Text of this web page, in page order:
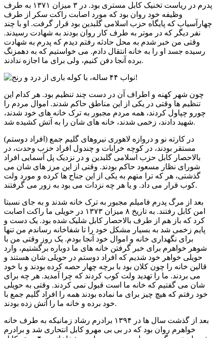
پدرم در ریاست تخنیک کابل مستری بود. در ۳ میزان ۱۳۷۱ به طرف
وظیفه خود روان بود که مورد اصابت راکت سکر از طرف
چهارآسیاب که پایگاه حزب اسلامی گلبدین بود قرار گرفت. او با چند
نفر دیگر که در موتر به طرف کار روان بودند به شهادت رسیدند.
وقتی من خبر شدم به محل حادثه رفتم دیدم که پدرم به شهادت
رسیده جسد او را به خانه انتقال دادم. می خواستیم که به دهمزنگ
برده آنجا دفن کنیم، ولی برای ما اجازه ندادند.
چون شهر کهنه و اطراف آن در دست چند تنظیم بود. هر کدام این
تنظیم ها وقتی در یکی از این مناطق حاکم شدند. اموال مردم را
چورو چپاول کردند، همه مردم مجبور به ترک خانه های خود شدند،
شهید دادند، زخمی شدند، خانه های شان را به آتش کشیده شد.
در کارته نو و دروازه لاهوری نیروهای گلیم جمع (افراد دوستم)
مستقر بودند، در کوچه خرابات و چندول افراد حزب وحدت، در
بالاحصار کابل حزب اسلامی گلبدین و در نزدیک پل آسمایی افراد
شورای نظار مسعود حاکم بودند. وقتی از این مرز های شان می
گذشتی، هر که ترا متهم به یکی از این جناح ها کرده و مورد ولت
کوب قرار می داد. و یا هر چه نزدات می بود به زور می گرفتند.
بعد از مرگ پدرم فامیلم مجبور به ترک خانه شدند و به جای نسبتا
امن کابل رفتند. به تاریخ ۸ میزان ۱۳۷۳ در حویلی ما راکت اصابت
کرد که باز هم از طرف بالاحصار کابل شلیک شده بود. یک دست و
پایم زخمی شد به بسیار مشکل خود را تا شفاخانه رساندم من تنها
برای نگهداری خانه و اموال خود آنجا بودم. یک روز وقتی من با
شوهر خواهرم برای خبر گرفتن خانه های ما دوباره برگشتیم، وارد
حویلی خواهر خود شدیم که افراد دوستم در حویلی شان هستند و
قالین خانه را چون کلان بود با برچه چهار حصه کرده بودند و با خود
می بردند. ما را تهدید ولت کوب کردند که چرا آمدید. هر چه برای
شان می گفتیم که خانه ما است قبول نمی کردند. وقتی به حویلی
خود رفتم که هیچ چیز برای ما نماده بودند همه را افراد گلیم جمع با
خود برده و خانه ما را آتش زده بودند.
بعد از گذشت سال ها در ۱۳۹۴ برادرم رشاد زمانیکه به طرف خانه
خواهرم روان بود که در بی بی مهرو کابل انتحاری شد و برادرم